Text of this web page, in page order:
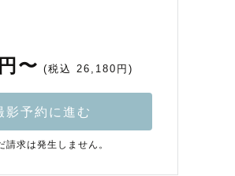
〜 (税込 26,180円)
影予約に進む
請求は発生しません。